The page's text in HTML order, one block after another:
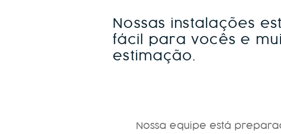
Nossas instalações
fácil para vocês e
estimação.
Nossa equipe está